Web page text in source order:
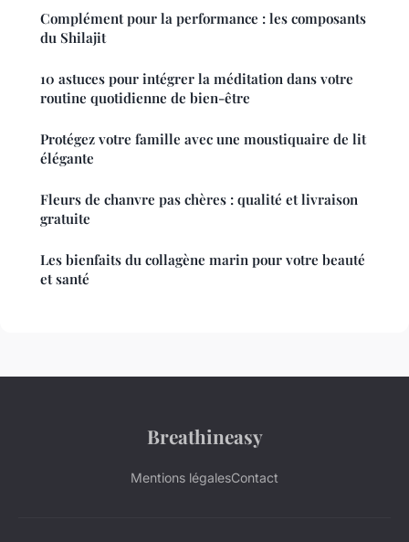
Complément pour la performance : les composants
du Shilajit
10 astuces pour intégrer la méditation dans votre
routine quotidienne de bien-être
Protégez votre famille avec une moustiquaire de lit
élégante
Fleurs de chanvre pas chères : qualité et livraison
gratuite
Les bienfaits du collagène marin pour votre beauté
et santé
Breathineasy
Mentions légalesContact